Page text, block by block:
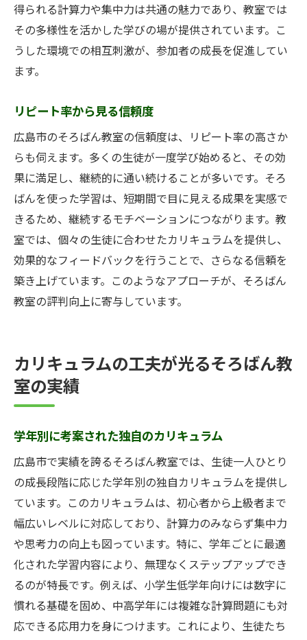
得られる計算力や集中力は共通の魅力であり、教室では
その多様性を活かした学びの場が提供されています。こ
うした環境での相互刺激が、参加者の成長を促進してい
ます。
リピート率から見る信頼度
広島市のそろばん教室の信頼度は、リピート率の高さか
らも伺えます。多くの生徒が一度学び始めると、その効
果に満足し、継続的に通い続けることが多いです。そろ
ばんを使った学習は、短期間で目に見える成果を実感で
きるため、継続するモチベーションにつながります。教
室では、個々の生徒に合わせたカリキュラムを提供し、
効果的なフィードバックを行うことで、さらなる信頼を
築き上げています。このようなアプローチが、そろばん
教室の評判向上に寄与しています。
カリキュラムの工夫が光るそろばん教
室の実績
学年別に考案された独自のカリキュラム
広島市で実績を誇るそろばん教室では、生徒一人ひとり
の成長段階に応じた学年別の独自カリキュラムを提供し
ています。このカリキュラムは、初心者から上級者まで
幅広いレベルに対応しており、計算力のみならず集中力
や思考力の向上も図っています。特に、学年ごとに最適
化された学習内容により、無理なくステップアップでき
るのが特長です。例えば、小学生低学年向けには数字に
慣れる基礎を固め、中高学年には複雑な計算問題にも対
応できる応用力を身につけます。これにより、生徒たち